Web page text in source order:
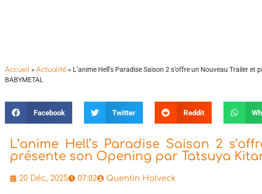
Accueil » Actualité » L’anime Hell’s Paradise Saison 2 s’offre un Nouveau Trailer
BABYMETAL
Facebook Twitter Reddit
L’anime Hell’s Paradise Saison 2
présente son Opening par Tatsuya
20 Déc, 2025 07:02 Quentin Holveck